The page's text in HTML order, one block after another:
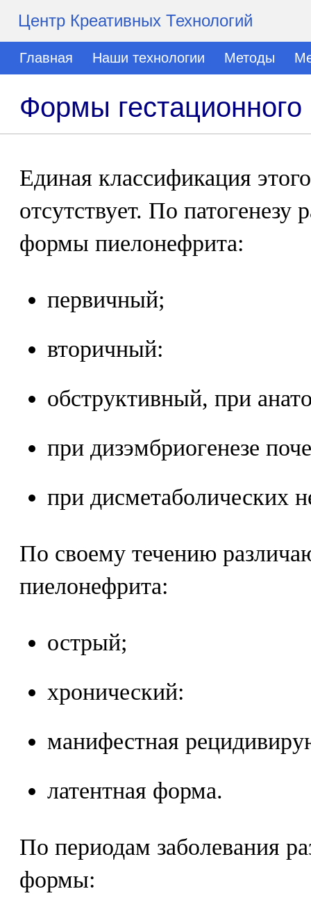
Центр Креативных Технологий
Главная Наши технологии Методы
Формы
Единая классификация
отсутствует. По
формы пиелонефрита:
первичный;
вторичный:
обструктивный, при
при дизэмбриогенезе
при дисметаболических
По своему течению
пиелонефрита:
острый;
хронический:
манифестная
латентная форма.
По периодам заболевания
формы: